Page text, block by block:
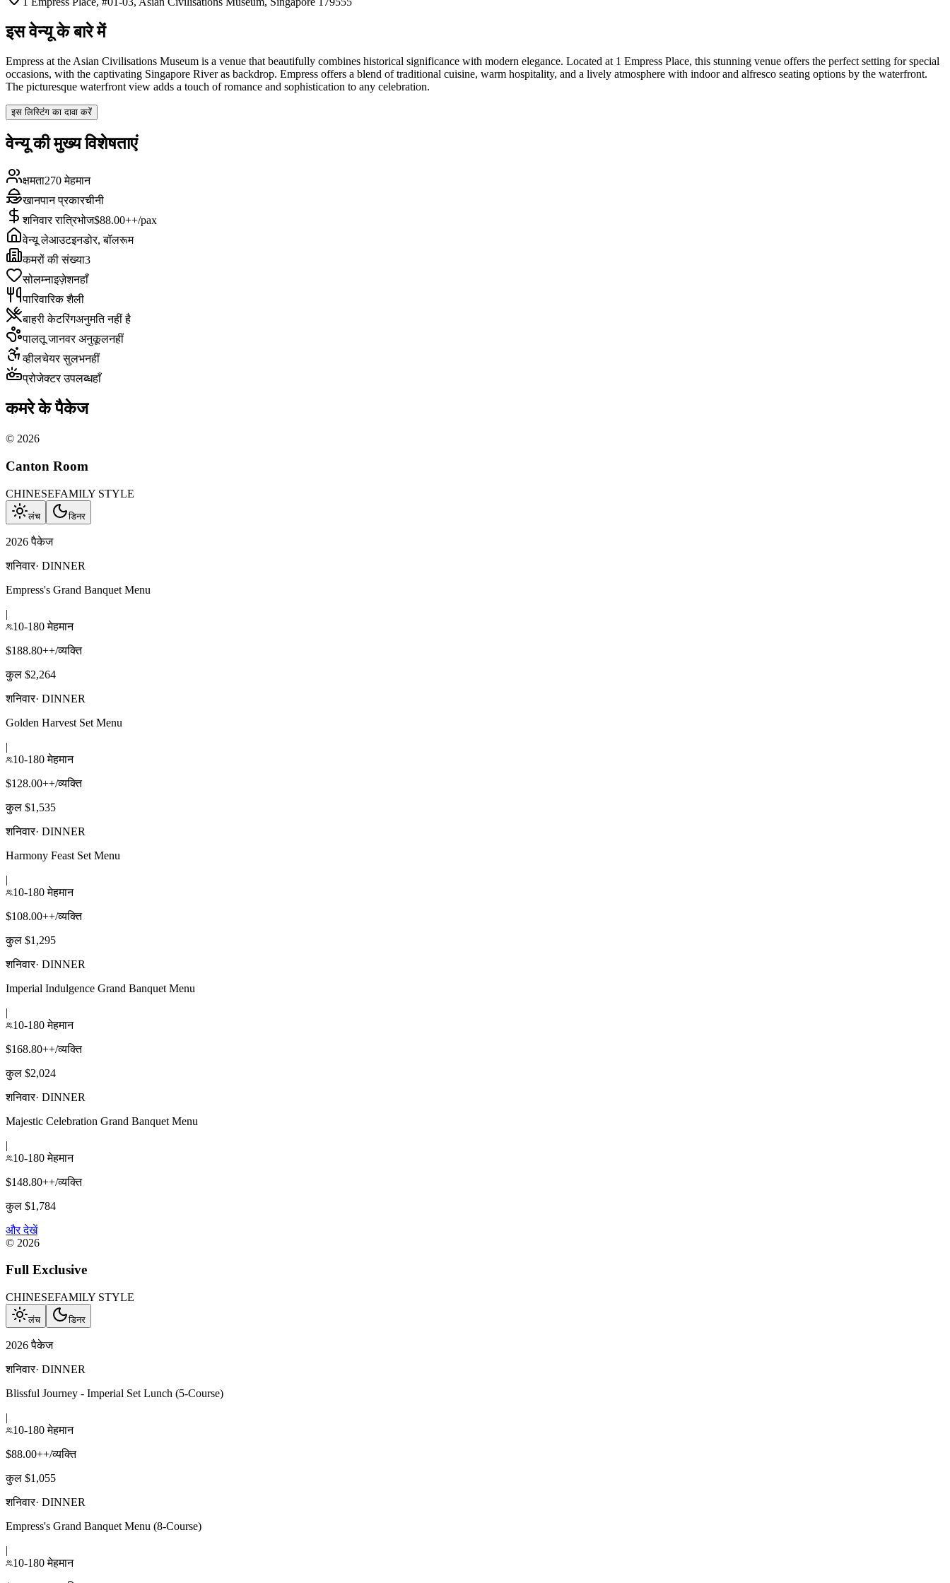
इस वेन्यू के बारे में
Empress at the Asian Civilisations Museum is a venue that beautifully combines historical significance with modern elegance. Located at 1 Empress Place, this stunning venue offers the perfect setting for special
occasions, with the captivating Singapore River as backdrop. Empress offers a blend of traditional cuisine, warm hospitality, and a lively atmosphere with indoor and alfresco seating options by the waterfront.
The picturesque waterfront view adds a touch of romance and sophistication to any celebration.
इस लिस्टिंग का दावा करें
वेन्यू की मुख्य विशेषताएं
क्षमता270 मेहमान
खानपान प्रकारचीनी
शनिवार रात्रिभोज$88.00++/pax
वेन्यू लेआउटइनडोर, बॉलरूम
कमरों की संख्या3
सोलम्नाइज़ेशनहाँ
पारिवारिक शैली
बाहरी केटरिंगअनुमति नहीं है
पालतू जानवर अनुकूलनहीं
व्हीलचेयर सुलभनहीं
प्रोजेक्टर उपलब्धहाँ
कमरे के पैकेज
© 2026
Canton Room
CHINESEFAMILY STYLE
लंच डिनर
2026 पैकेज
शनिवार· DINNER
Empress's Grand Banquet Menu
|
10-180 मेहमान
$188.80++/व्यक्ति
कुल $2,264
शनिवार· DINNER
Golden Harvest Set Menu
|
10-180 मेहमान
$128.00++/व्यक्ति
कुल $1,535
शनिवार· DINNER
Harmony Feast Set Menu
|
10-180 मेहमान
$108.00++/व्यक्ति
कुल $1,295
शनिवार· DINNER
Imperial Indulgence Grand Banquet Menu
|
10-180 मेहमान
$168.80++/व्यक्ति
कुल $2,024
शनिवार· DINNER
Majestic Celebration Grand Banquet Menu
|
10-180 मेहमान
$148.80++/व्यक्ति
कुल $1,784
और देखें
© 2026
Full Exclusive
CHINESEFAMILY STYLE
लंच डिनर
2026 पैकेज
शनिवार· DINNER
Blissful Journey - Imperial Set Lunch (5-Course)
|
10-180 मेहमान
$88.00++/व्यक्ति
कुल $1,055
शनिवार· DINNER
Empress's Grand Banquet Menu (8-Course)
|
10-180 मेहमान